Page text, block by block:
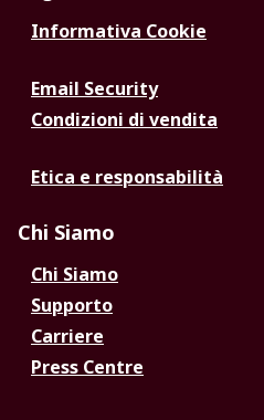
Informativa Cookie
Email Security
Condizioni di vendita
Etica e responsabilità
Chi Siamo
Chi Siamo
Supporto
Carriere
Press Centre